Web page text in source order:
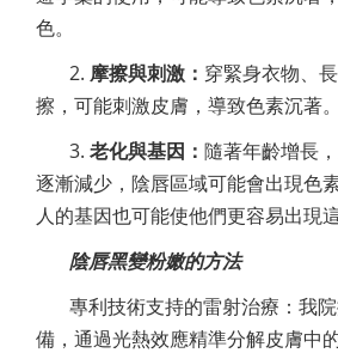
色。
2. 摩擦與刺激 ： 穿緊身衣物、
擦，可能刺激皮膚，導致色素沉著。
3. 老化與基因 ： 隨著年齡增長
逐漸減少，陰唇區域可能會出現色
人的基因也可能使他們更容易出現這
陰唇黑變粉嫩的方法
專利技術支持的雷射治療：我
備，通過光熱效應精準分解皮膚中